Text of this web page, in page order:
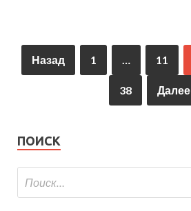
Назад 1 11
38 Далее
ПОИСК